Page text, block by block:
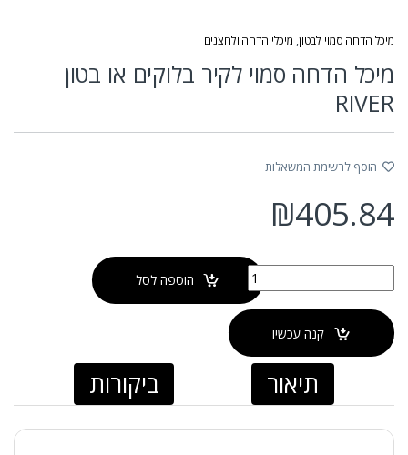
מיכל הדחה סמוי לבטון, מיכלי הדחה ולחצנים
מיכל הדחה סמוי לקיר בלוקים או בטון
RIVER
הוסף לרשימת המשאלות
₪405.84
כמות של מיכל הדחה סמוי לקיר בלוקים או בטון RIVERהוספה לסל
קנה עכשיו
תיאור ביקורות